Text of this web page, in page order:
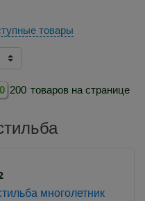
товары
200 товаров на странице
многолетник